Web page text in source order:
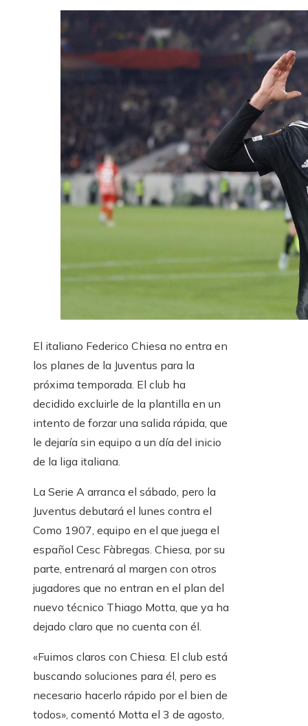
El italiano Federico Chiesa no entra en
los planes de la Juventus para la
próxima temporada. El club ha
decidido excluirle de la plantilla en un
intento de forzar una salida rápida, que
le dejaría sin equipo a un día del inicio
de la liga italiana.
La Serie A arranca el sábado, pero la
Juventus debutará el lunes contra el
Como 1907, equipo en el que juega el
español Cesc Fàbregas. Chiesa, por su
parte, entrenará al margen con otros
jugadores que no entran en el plan del
nuevo técnico Thiago Motta, que ya ha
dejado claro que no cuenta con él.
«Fuimos claros con Chiesa. El club está
buscando soluciones para él, pero es
necesario hacerlo rápido por el bien de
todos», comentó Motta el 3 de agosto,